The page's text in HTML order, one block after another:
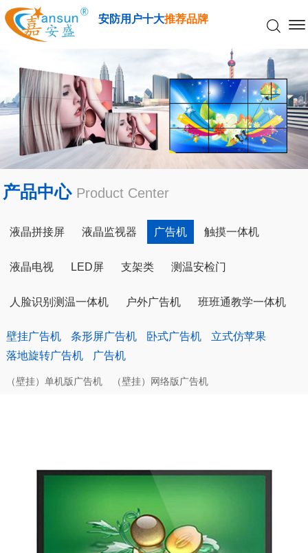
安防用户十大推荐品牌
产品中心 Product Center
液晶拼接屏 液晶监视器 广告机 触摸一体机
液晶电视 LED屏 支架类 测温安检门
人脸识别测温一体机 户外广告机 班班通教学一体机
壁挂广告机 条形屏广告机 卧式广告机
立式仿苹果
落地旋转广告机
广告机
（壁挂）单机版广告机 （壁挂）网络版广告机